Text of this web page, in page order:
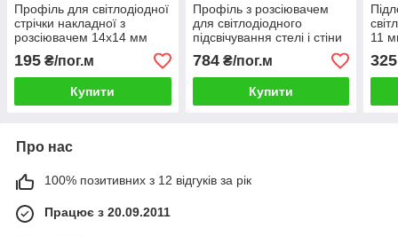
Профіль для світлодіодної
стрічки накладної з
розсіювачем 14х14 мм
195 ₴/пог.м
Купити
Профіль з розсіювачем
для світлодіодного
підсвічування стелі і стіни
784₴/пог.м
Купити
11
325
Про нас
100% позитивних з 12 відгуків за рік
Працює з 20.09.2011